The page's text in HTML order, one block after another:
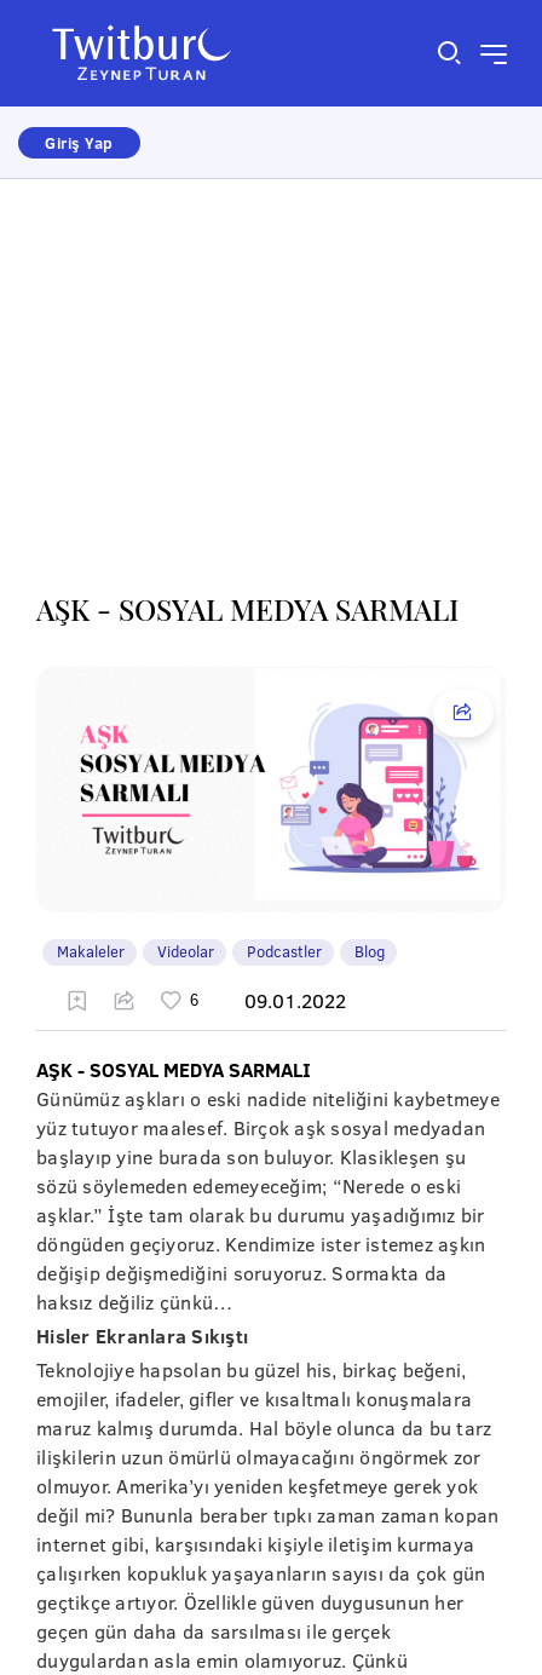
Giriş Yap
AŞK - SOSYAL MEDYA SARMALI
Makaleler Videolar Podcastler Blog
09.01.2022
AŞK - SOSYAL MEDYA SARMALI
Günümüz aşkları o eski nadide niteliğini kaybetmeye
yüz tutuyor maalesef. Birçok aşk sosyal medyadan
başlayıp yine burada son buluyor. Klasikleşen şu
sözü söylemeden edemeyeceğim; “Nerede o eski
aşklar.” İşte tam olarak bu durumu yaşadığımız bir
döngüden geçiyoruz. Kendimize ister istemez aşkın
değişip değişmediğini soruyoruz. Sormakta da
haksız değiliz çünkü…
Hisler Ekranlara Sıkıştı
Teknolojiye hapsolan bu güzel his, birkaç beğeni,
emojiler, ifadeler, gifler ve kısaltmalı konuşmalara
maruz kalmış durumda. Hal böyle olunca da bu tarz
ilişkilerin uzun ömürlü olmayacağını öngörmek zor
olmuyor. Amerika’yı yeniden keşfetmeye gerek yok
değil mi? Bununla beraber tıpkı zaman zaman kopan
internet gibi, karşısındaki kişiyle iletişim kurmaya
çalışırken kopukluk yaşayanların sayısı da çok gün
geçtikçe artıyor. Özellikle güven duygusunun her
geçen gün daha da sarsılması ile gerçek
duygulardan asla emin olamıyoruz. Çünkü